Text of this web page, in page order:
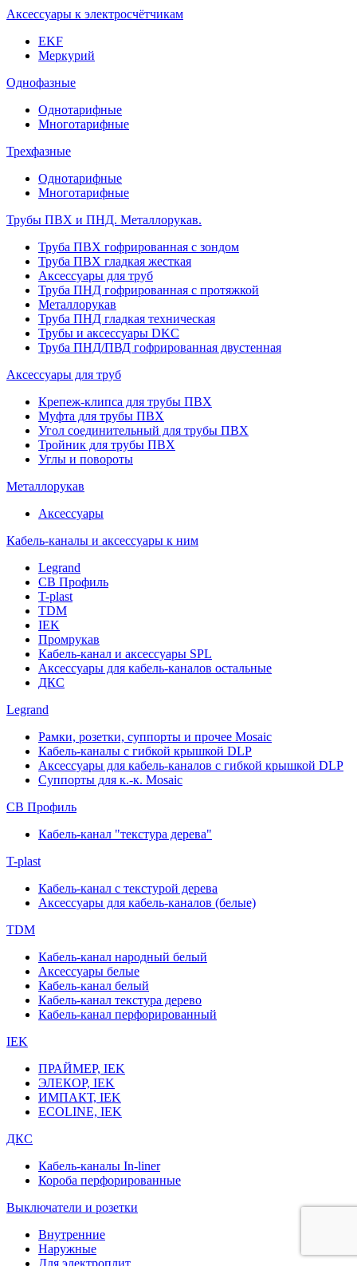
Аксессуары к электросчётчикам
EKF
Меркурий
Однофазные
Однотарифные
Многотарифные
Трехфазные
Однотарифные
Многотарифные
Трубы ПВХ и ПНД. Металлорукав.
Труба ПВХ гофрированная с зондом
Труба ПВХ гладкая жесткая
Аксессуары для труб
Труба ПНД гофрированная с протяжкой
Металлорукав
Труба ПНД гладкая техническая
Трубы и аксессуары DKC
Труба ПНД/ПВД гофрированная двустенная
Аксессуары для труб
Крепеж-клипса для трубы ПВХ
Муфта для трубы ПВХ
Угол соединительный для трубы ПВХ
Тройник для трубы ПВХ
Углы и повороты
Металлорукав
Аксессуары
Кабель-каналы и аксессуары к ним
Legrand
СВ Профиль
T-plast
TDM
IEK
Промрукав
Кабель-канал и аксессуары SPL
Аксессуары для кабель-каналов остальные
ДКС
Legrand
Рамки, розетки, суппорты и прочее Mosaic
Кабель-каналы с гибкой крышкой DLP
Аксессуары для кабель-каналов с гибкой крышкой DLP
Суппорты для к.-к. Mosaic
СВ Профиль
Кабель-канал "текстура дерева"
T-plast
Кабель-канал с текстурой дерева
Аксессуары для кабель-каналов (белые)
TDM
Кабель-канал народный белый
Аксессуары белые
Кабель-канал белый
Кабель-канал текстура дерево
Кабель-канал перфорированный
IEK
ПРАЙМЕР, IEK
ЭЛЕКОР, IEK
ИМПАКТ, IEK
ECOLINE, IEK
ДКС
Кабель-каналы In-liner
Короба перфорированные
Выключатели и розетки
Внутренние
Наружные
Для электроплит